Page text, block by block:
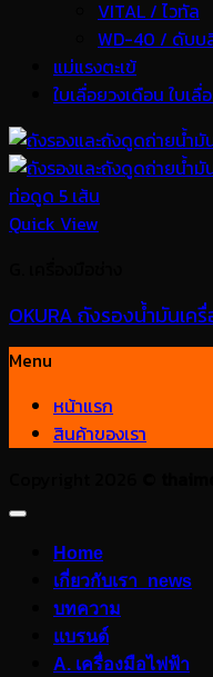
VITAL / ไวทัล
WD-40 / ดับบ
แม่แรงตะเข้
ใบเลื่อยวงเดือน ใบเ
Quick View
OKURA ถังรองน้ำมันเค
Menu
หน้าแรก
สินค้าของเรา
Home
เกี่ยวกับเรา_news
บทความ
แบรนด์
A. เครื่องมือไฟฟ้า